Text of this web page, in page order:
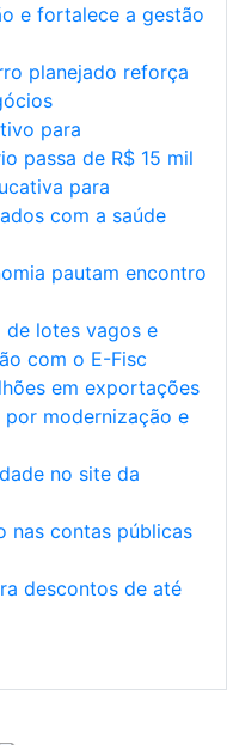
e fortalece a gestão
planejado reforça
para
passa de R$ 15 mil
para
com a saúde
pautam encontro
lotes vagos e
com o E-Fisc
em exportações
modernização e
no site da
nas contas públicas
descontos de até